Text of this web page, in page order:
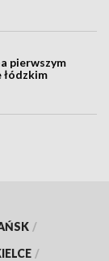
pierwszym
/
/